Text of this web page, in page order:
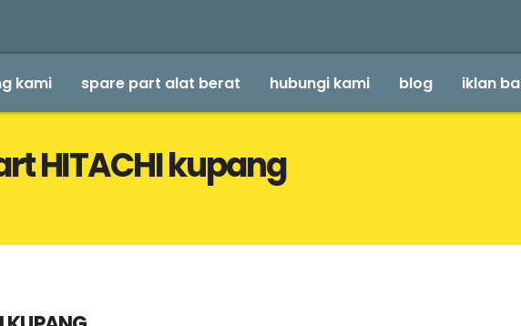
kami spare part alat berat hubungi kami blog iklan
HITACHI kupang